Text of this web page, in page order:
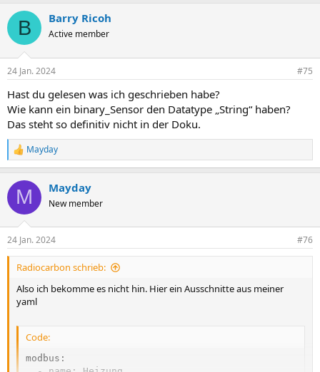
B Barry Ricoh
Active member
24 Jan. 2024 #75
Hast du gelesen was ich geschrieben habe?
Wie kann ein binary_Sensor den Datatype „String“ haben?
Das steht so definitiv nicht in der Doku.
R
e
k
i
e
n
Mayday
M Mayday
New member
24 Jan. 2024 #76
Radiocarbon schrieb:
Also ich bekomme es nicht hin. Hier ein Ausschnitte aus meiner
yaml
Code:
modbus: